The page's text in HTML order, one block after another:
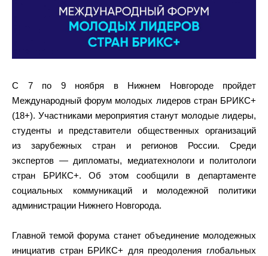
С 7 по 9 ноября в Нижнем Новгороде пройдет
Международный форум молодых лидеров стран БРИКС+
(18+). Участниками мероприятия станут молодые лидеры,
студенты и представители общественных организаций
из зарубежных стран и регионов России. Среди
экспертов — дипломаты, медиатехнологи и политологи
стран БРИКС+. Об этом сообщили в департаменте
социальных коммуникаций и молодежной политики
администрации Нижнего Новгорода.
Главной темой форума станет объединение молодежных
инициатив стран БРИКС+ для преодоления глобальных